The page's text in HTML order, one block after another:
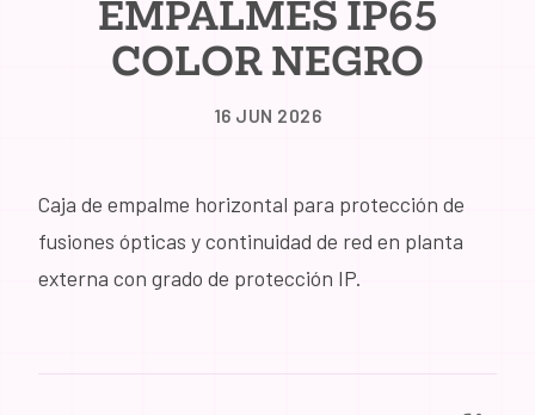
EMPALMES IP65
COLOR NEGRO
16 JUN 2026
Caja de empalme horizontal para protección de
fusiones ópticas y continuidad de red en planta
externa con grado de protección IP.